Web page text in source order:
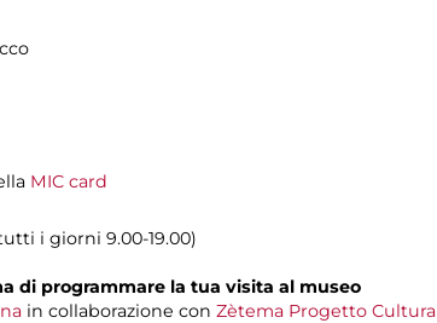
MIC card
i giorni 9.00-19.00)
di programmare la tua visita al museo
in collaborazione con Zètema Progetto Cultura